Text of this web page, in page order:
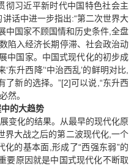
彻习近平新时代中国特色社会主
话中进一步指出:“第二次世界大
中国家不顾国情和历史条件,全盘
陷入经济长期停滞、社会政治动
中国家。中国式现代化的初步成
升西降’‘中治西乱’的鲜明对比,
了新的选择。”[2]可以说,“东升西
然。
的大趋势
变化的结果。从最早的现代化原
界大战之后的第二波现代化,一个
的基本面,形成了“西强东弱”的
要原因就是中国式现代化不断取